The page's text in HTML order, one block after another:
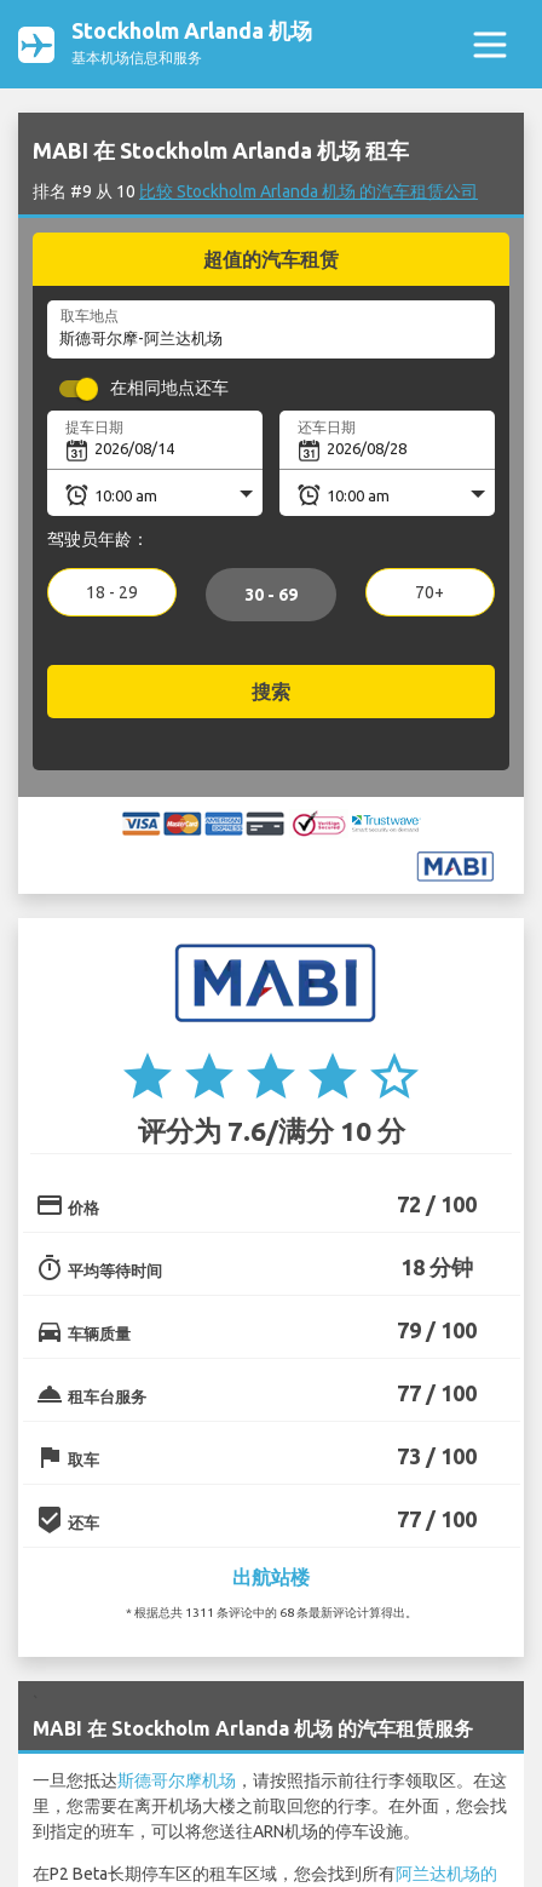
Stockholm Arlanda 机场
基本机场信息和服务
MABI 在 Stockholm Arlanda 机场 租车
排名 #9 从 10 比较 Stockholm Arlanda 机场 的汽车租赁公司
超值的汽车租赁
取车地点
在相同地点还车
提车日期 还车日期
驾驶员年龄：
18 - 29 30 - 69 70+
搜索
star star star star star_border
评分为 7.6/满分 10 分
credit_card 价格 72 / 100
timer 平均等待时间 18 分钟
directions_car 车辆质量 79 / 100
room_service 租车台服务 77 / 100
flag 取车 73 / 100
beenhere 还车 77 / 100
出航站楼
* 根据总共 1311 条评论中的 68 条最新评论计算得出。
MABI 在 Stockholm Arlanda 机场 的汽车租赁服务
一旦您抵达斯德哥尔摩机场 ，请按照指示前往行李领取区。在这
里，您需要在离开机场大楼之前取回您的行李。在外面，您会找
到指定的班车，可以将您送往ARN机场的停车设施。
在P2 Beta长期停车区的租车区域，您会找到所有阿兰达机场的